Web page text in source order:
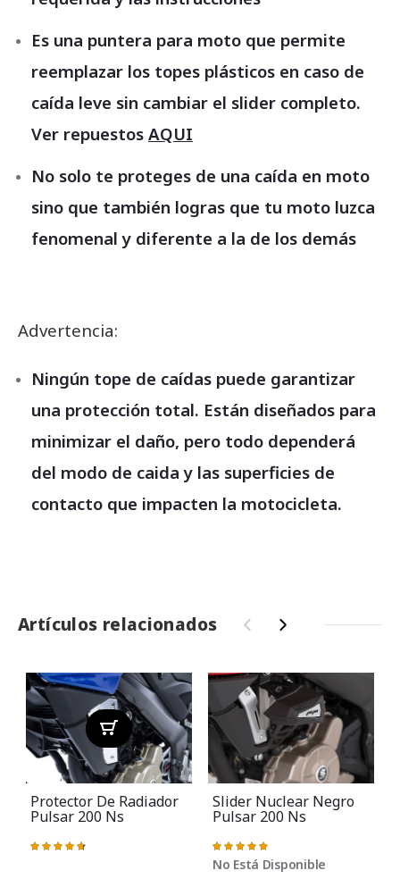
Es una puntera para moto que permite
reemplazar los topes plásticos en caso de
caída leve sin cambiar el slider completo.
Ver repuestos AQUI
No solo te proteges de una caída en moto
sino que también logras que tu moto luzca
fenomenal y diferente a la de los demás
Advertencia:
Ningún tope de caídas puede garantizar
una protección total. Están diseñados para
minimizar el daño, pero todo dependerá
del modo de caida y las superficies de
contacto que impacten la motocicleta.
Artículos relacionados ‹ ›
Protector De Radiador
Pulsar 200 Ns
Valoración:
Slider Nuclear Negro
Pulsar 200 Ns
Valoración:
100%
No Está Disponible